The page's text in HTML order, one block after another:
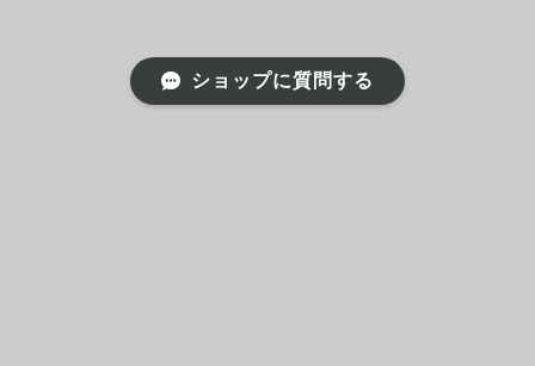
ショップに質問する